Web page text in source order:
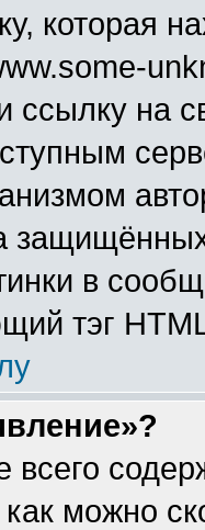
которая
ссылку на
в
тэг
всего
можно